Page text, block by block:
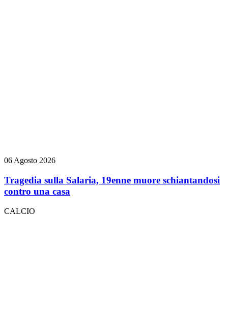
06 Agosto 2026
Tragedia sulla Salaria, 19enne muore schiantandosi
contro una casa
CALCIO